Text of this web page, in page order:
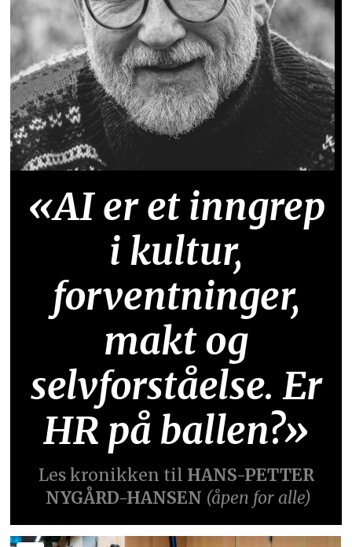
«AI er et inngrep
i kultur,
forventninger,
makt og
selvforståelse. Er
HR på ballen?»
Les kronikken til HANS-PETTER
NYGÅRD-HANSEN (åpen for alle)